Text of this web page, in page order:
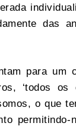
das
para um
‘todos os
o que
permitindo-